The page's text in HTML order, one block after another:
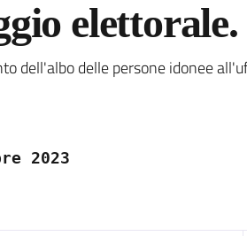
elettorale.
della notizia
dell'albo delle persone idonee
2023